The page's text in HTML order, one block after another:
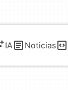
IA Noticias